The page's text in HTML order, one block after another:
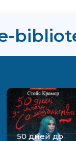
50 дней до